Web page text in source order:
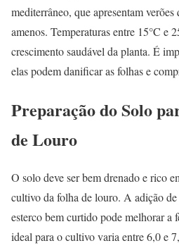
mediterrâneo, que apresentam verões
amenos. Temperaturas entre 15°C e
crescimento saudável da planta. É
elas podem danificar as folhas e
Preparação do Solo
de Louro
O solo deve ser bem drenado e rico
cultivo da folha de louro. A adição
esterco bem curtido pode melhorar a
ideal para o cultivo varia entre 6,0 e